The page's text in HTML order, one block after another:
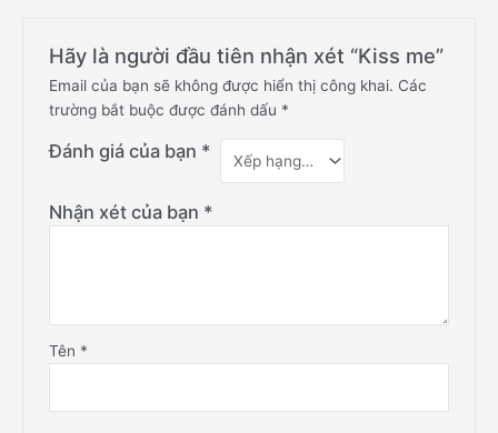
Hãy là người đầu tiên nhận xét “Kiss me”
Email của bạn sẽ không được hiển thị công khai. Các
trường bắt buộc được đánh dấu *
Đánh giá của bạn *
Nhận xét của bạn *
Tên *